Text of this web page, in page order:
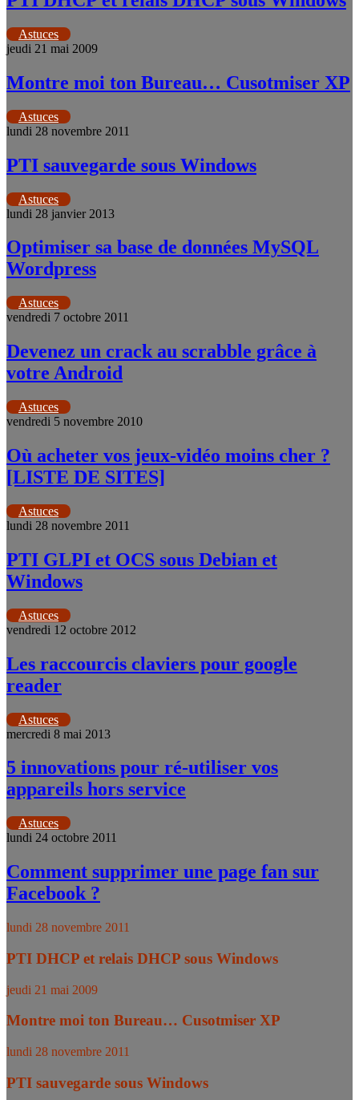
Astuces
jeudi 21 mai 2009
Montre moi ton Bureau… Cusotmiser XP
Astuces
lundi 28 novembre 2011
PTI sauvegarde sous Windows
Astuces
lundi 28 janvier 2013
Optimiser sa base de données MySQL
Wordpress
Astuces
vendredi 7 octobre 2011
Devenez un crack au scrabble grâce à
votre Android
Astuces
vendredi 5 novembre 2010
Où acheter vos jeux-vidéo moins cher ?
[LISTE DE SITES]
Astuces
lundi 28 novembre 2011
PTI GLPI et OCS sous Debian et
Windows
Astuces
vendredi 12 octobre 2012
Les raccourcis claviers pour google
reader
Astuces
mercredi 8 mai 2013
5 innovations pour ré-utiliser vos
appareils hors service
Astuces
lundi 24 octobre 2011
Comment supprimer une page fan sur
Facebook ?
lundi 28 novembre 2011
PTI DHCP et relais DHCP sous Windows
jeudi 21 mai 2009
Montre moi ton Bureau… Cusotmiser XP
lundi 28 novembre 2011
PTI sauvegarde sous Windows